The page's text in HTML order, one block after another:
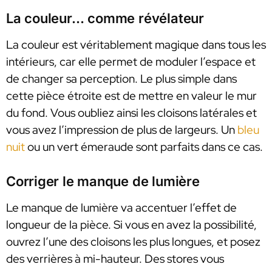
La couleur… comme révélateur
La couleur est véritablement magique dans tous les
intérieurs, car elle permet de moduler l’espace et
de changer sa perception. Le plus simple dans
cette pièce étroite est de mettre en valeur le mur
du fond. Vous oubliez ainsi les cloisons latérales et
vous avez l’impression de plus de largeurs. Un bleu
nuitou un vert émeraude sont parfaits dans ce cas.
Corriger le manque de lumière
Le manque de lumière va accentuer l’effet de
longueur de la pièce. Si vous en avez la possibilité,
ouvrez l’une des cloisons les plus longues, et posez
des verrières à mi-hauteur. Des stores vous